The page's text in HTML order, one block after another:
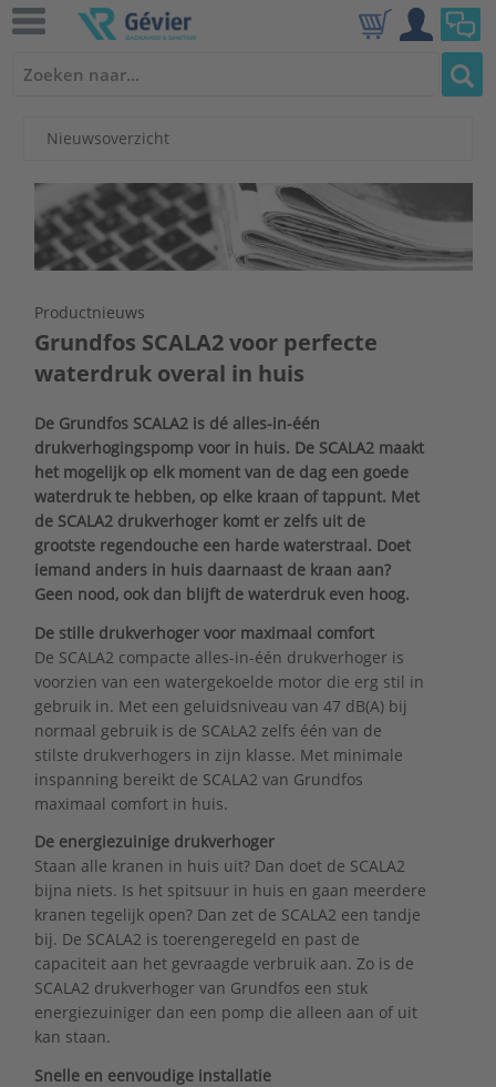
Nieuwsoverzicht
Productnieuws
Grundfos SCALA2 voor perfecte
waterdruk overal in huis
De Grundfos SCALA2 is dé alles-in-één
drukverhogingspomp voor in huis. De SCALA2 maakt
het mogelijk op elk moment van de dag een goede
waterdruk te hebben, op elke kraan of tappunt. Met
de SCALA2 drukverhoger komt er zelfs uit de
grootste regendouche een harde waterstraal. Doet
iemand anders in huis daarnaast de kraan aan?
Geen nood, ook dan blijft de waterdruk even hoog.
De stille drukverhoger voor maximaal comfort
De SCALA2 compacte alles-in-één drukverhoger is
voorzien van een watergekoelde motor die erg stil in
gebruik in. Met een geluidsniveau van 47 dB(A) bij
normaal gebruik is de SCALA2 zelfs één van de
stilste drukverhogers in zijn klasse. Met minimale
inspanning bereikt de SCALA2 van Grundfos
maximaal comfort in huis.
De energiezuinige drukverhoger
Staan alle kranen in huis uit? Dan doet de SCALA2
bijna niets. Is het spitsuur in huis en gaan meerdere
kranen tegelijk open? Dan zet de SCALA2 een tandje
bij. De SCALA2 is toerengeregeld en past de
capaciteit aan het gevraagde verbruik aan. Zo is de
SCALA2 drukverhoger van Grundfos een stuk
energiezuiniger dan een pomp die alleen aan of uit
kan staan.
Snelle en eenvoudige installatie